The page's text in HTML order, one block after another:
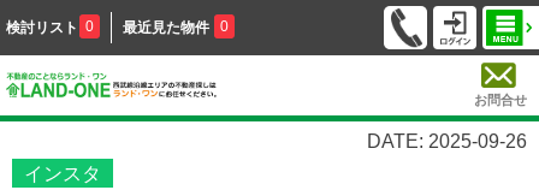
検討リスト 0 最近見た物件 0
お問合せ
DATE: 2025-09-26
インスタ